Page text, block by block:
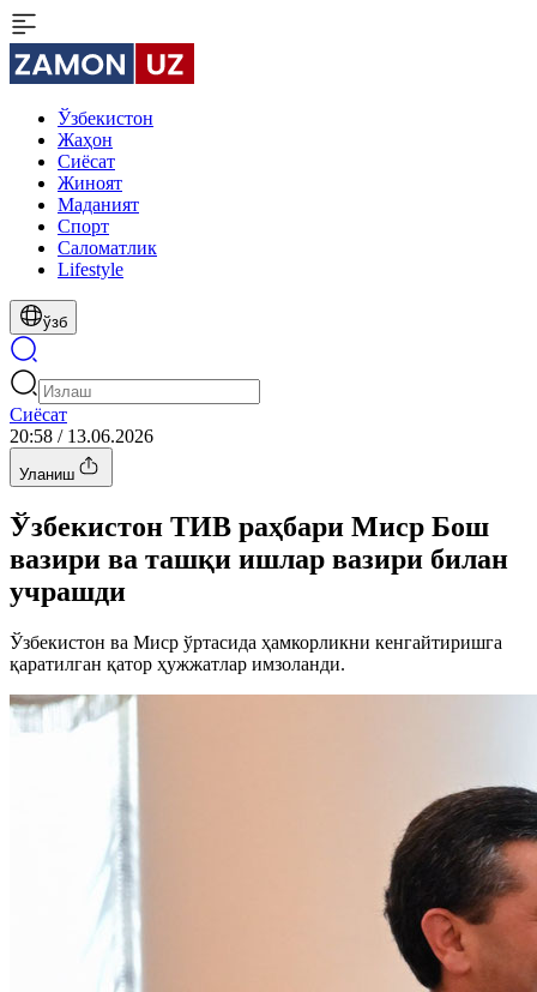
Ўзбекистон
Жаҳон
Сиёсат
Жиноят
Маданият
Спорт
Cаломатлик
Lifestyle
ўзб
Сиёсат
20:58 / 13.06.2026
Уланиш
Ўзбекистон ТИВ раҳбари Миср Бош
вазири ва ташқи ишлар вазири билан
учрашди
Ўзбекистон ва Миср ўртасида ҳамкорликни кенгайтиришга
қаратилган қатор ҳужжатлар имзоланди.